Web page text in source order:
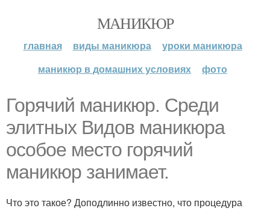
МАНИКЮР
главная виды маникюра
уроки маникюра
маникюр в домашних условиях
фото
Горячий маникюр. Среди
элитных Видов маникюра
особое место горячий
маникюр занимает.
Что это такое? Доподлинно известно, что процедура